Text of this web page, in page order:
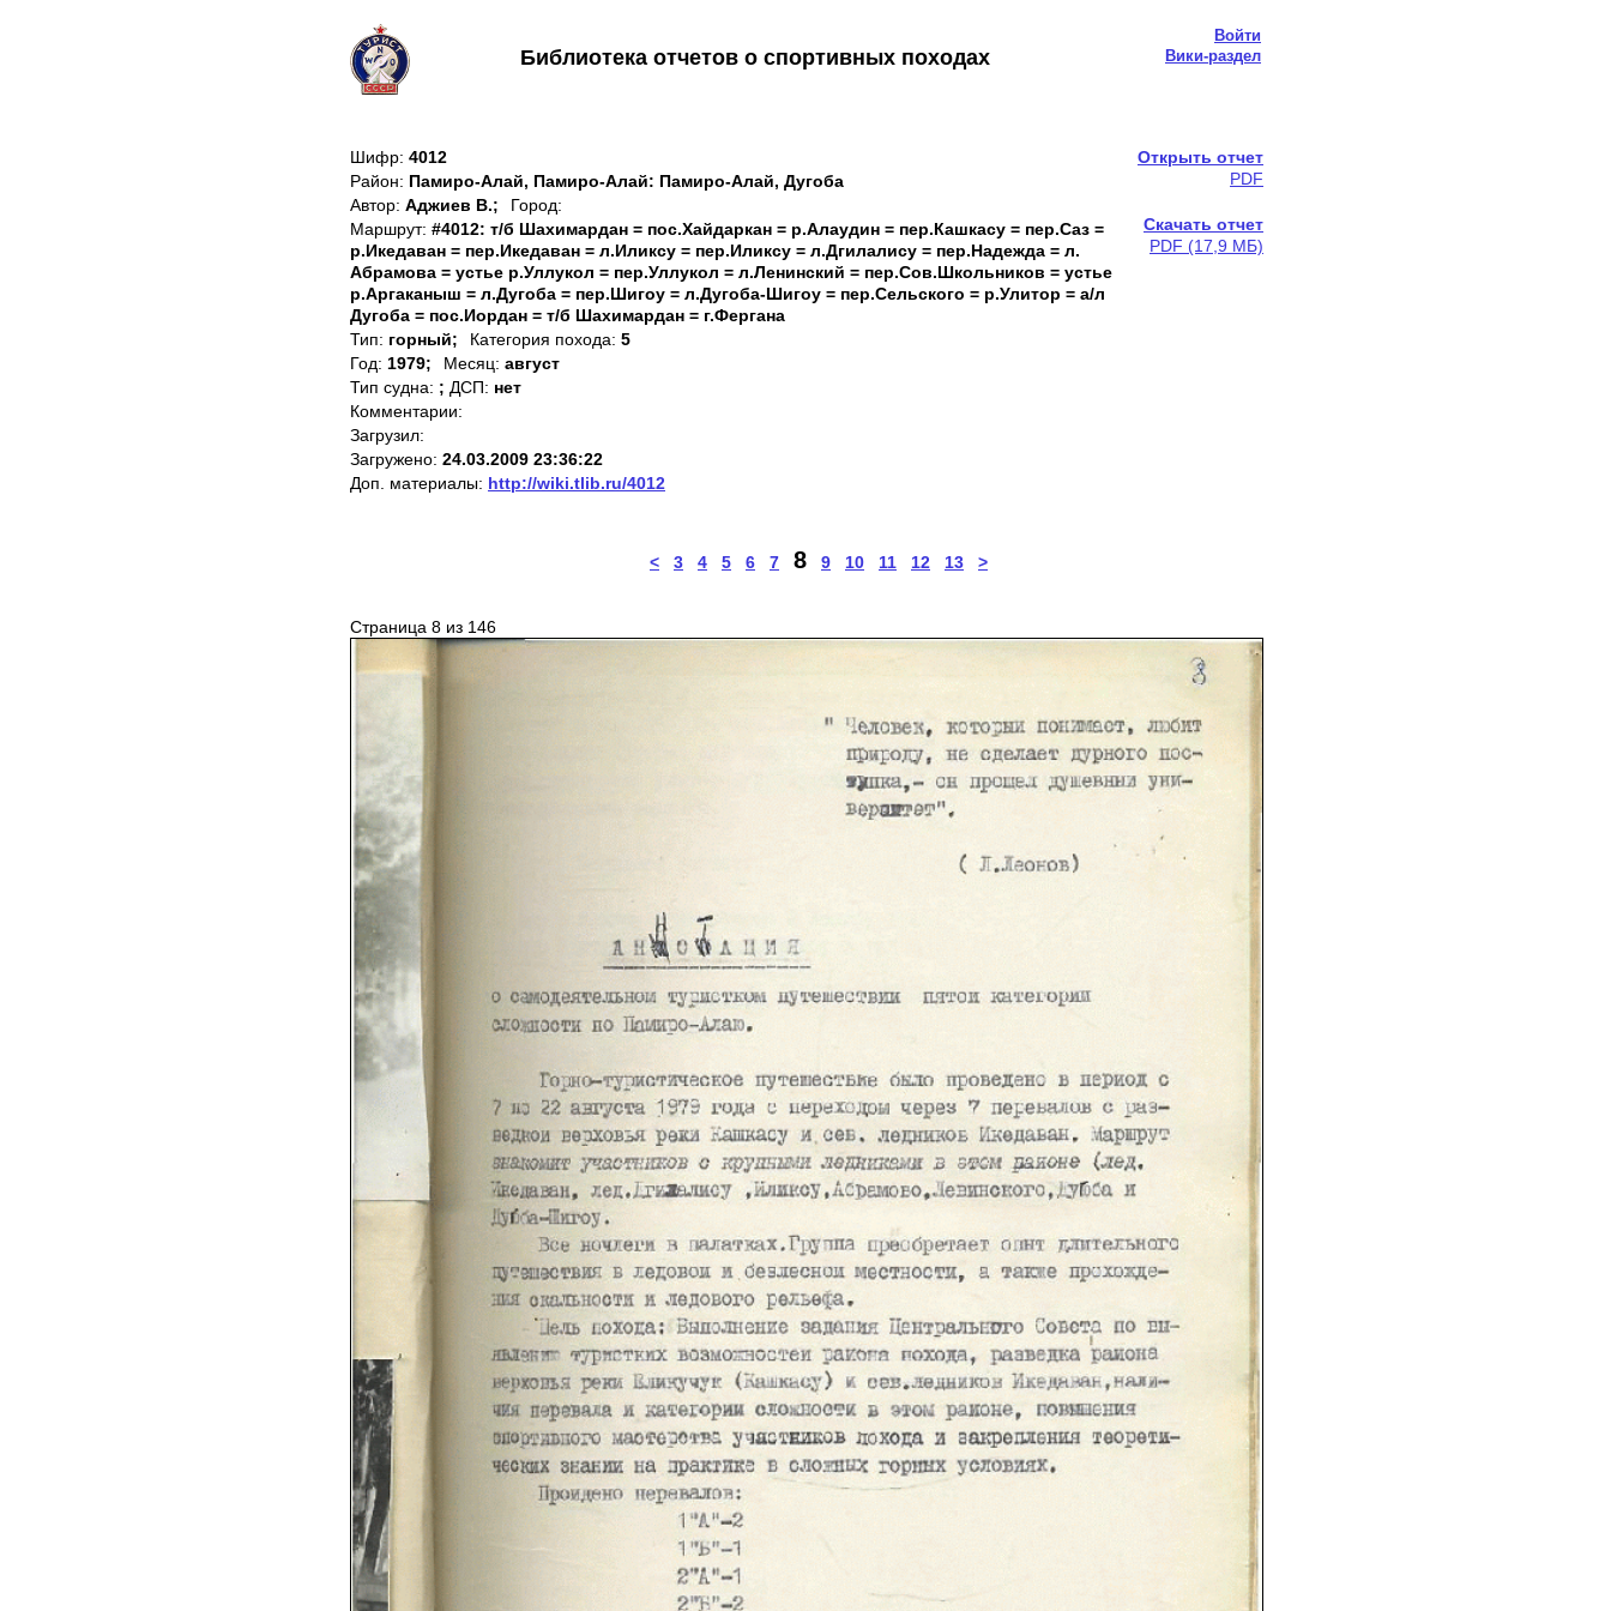
Войти
Библиотека отчетов о спортивных походах Вики-раздел
Шифр: 4012
Район: Памиро-Алай, Памиро-Алай: Памиро-Алай, Дугоба
Автор: Аджиев В.;
Город:
Маршрут: #4012: т/б Шахимардан = пос.Хайдаркан = р.Алаудин = пер.Кашкасу = пер.Саз =
р.Икедаван = пер.Икедаван = л.Иликсу = пер.Иликсу = л.Дгилалису = пер.Надежда = л.
Абрамова = устье р.Уллукол = пер.Уллукол = л.Ленинский = пер.Сов.Школьников = устье
р.Аргаканыш = л.Дугоба = пер.Шигоу = л.Дугоба-Шигоу = пер.Сельского = р.Улитор = а/л
Дугоба = пос.Иордан = т/б Шахимардан = г.Фергана
Тип: горный; Категория похода: 5
Год: 1979; Месяц: август
Тип судна: ; ДСП: нет
Комментарии:
Загрузил:
Загружено: 24.03.2009 23:36:22
Доп. материалы: http://wiki.tlib.ru/4012
Открыть отчет
PDF
Скачать отчет
PDF (17,9 МБ)
< 3 4 5 6 7 8 9 10 11 12 13 >
Страница 8 из 146